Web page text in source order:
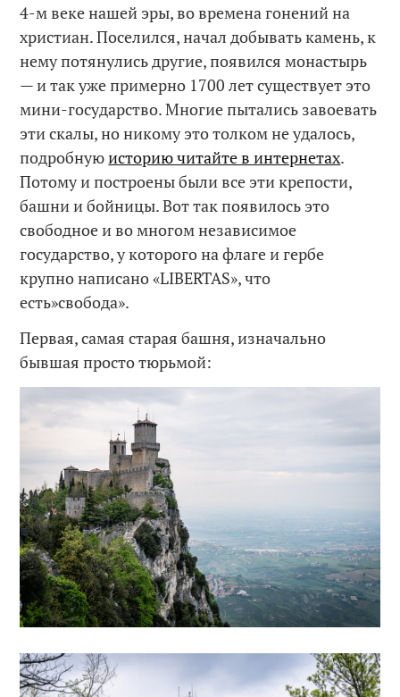
4-м веке нашей эры, во времена гонений на
христиан. Поселился, начал добывать камень, к
нему потянулись другие, появился монастырь
— и так уже примерно 1700 лет существует это
мини-государство. Многие пытались завоевать
эти скалы, но никому это толком не удалось,
подробнуюисторию читайте в интернетах.
Потому и построены были все эти крепости,
башни и бойницы. Вот так появилось это
свободное и во многом независимое
государство, у которого на флаге и гербе
крупно написано «LIBERTAS», что
есть»свобода».
Первая, самая старая башня, изначально
бывшая просто тюрьмой: